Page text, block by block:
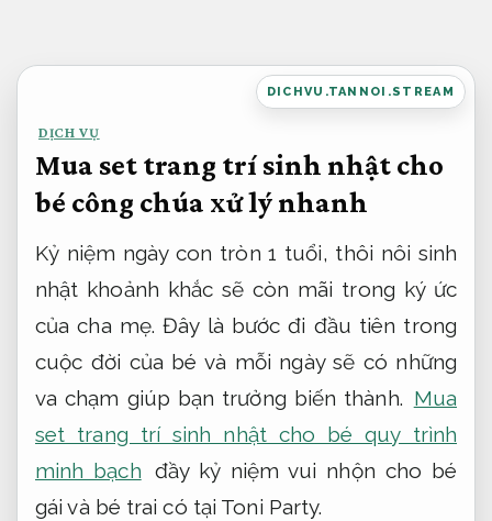
dung
DICHVU.TANNOI.STREAM
DỊCH VỤ
Mua set trang trí sinh nhật cho
bé công chúa xử lý nhanh
Kỷ niệm ngày con tròn 1 tuổi, thôi nôi sinh
nhật khoảnh khắc sẽ còn mãi trong ký ức
của cha mẹ. Đây là bước đi đầu tiên trong
cuộc đời của bé và mỗi ngày sẽ có những
va chạm giúp bạn trưởng biến thành. Mua
set trang trí sinh nhật cho bé quy trình
minh bạch đầy kỷ niệm vui nhộn cho bé
gái và bé trai có tại Toni Party.